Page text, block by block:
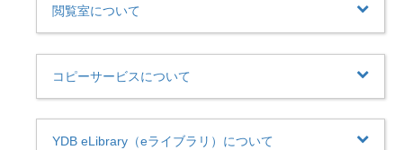
閲覧室について
コピーサービスについて
YDB eLibrary（eライブラリ）について